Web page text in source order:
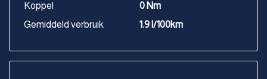
Koppel
0 Nm
Gemiddeld verbruik
1.9 l/100km